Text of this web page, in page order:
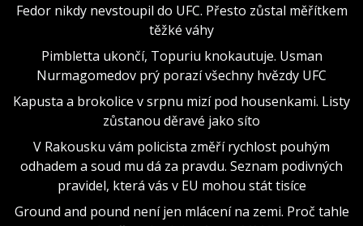
Fedor nikdy nevstoupil do UFC. Přesto zůstal měřítkem
těžké váhy
Pimbletta ukončí, Topuriu knokautuje. Usman
Nurmagomedov prý porazí všechny hvězdy UFC
Kapusta a brokolice v srpnu mizí pod housenkami. Listy
zůstanou děravé jako síto
V Rakousku vám policista změří rychlost pouhým
odhadem a soud mu dá za pravdu. Seznam podivných
pravidel, která vás v EU mohou stát tisíce
Ground and pound není jen mlácení na zemi. Proč tahle